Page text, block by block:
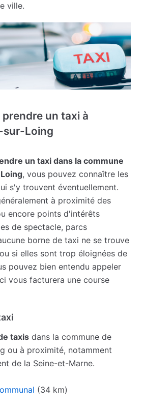
ville.
un taxi à
Loing
un taxi dans la commune
, vous pouvez connaître les
s'y trouvent éventuellement.
à proximité des
encore points d'intérêts
de spectacle, parcs
borne de taxi ne se trouve
si elles sont trop éloignées de
pouvez bien entendu appeler
vous facturera une course
taxis dans la commune de
ou à proximité, notamment
de la Seine-et-Marne.
(34 km)